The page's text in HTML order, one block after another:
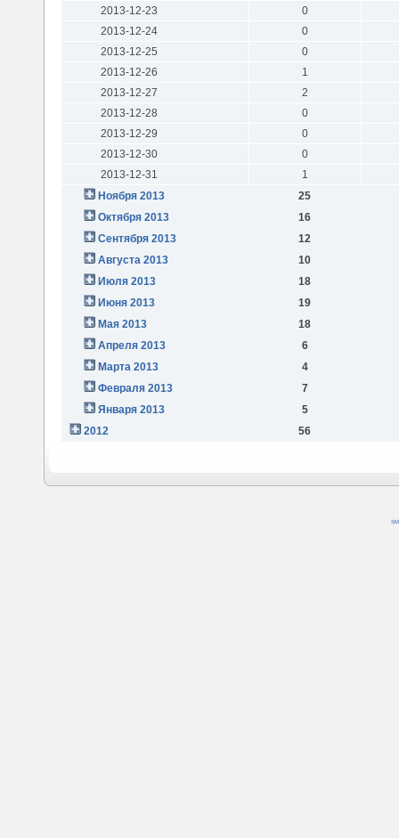
2013-12-23
0
2013-12-24
0
2013-12-25
0
2013-12-26
1
2013-12-27
2
2013-12-28
0
2013-12-29
0
2013-12-30
0
2013-12-31
1
Ноября 2013
25
Октября 2013
16
Сентября 2013
12
Августа 2013
10
Июля 2013
18
Июня 2013
19
Мая 2013
18
Апреля 2013
6
Марта 2013
4
Февраля 2013
7
Января 2013
5
2012
56